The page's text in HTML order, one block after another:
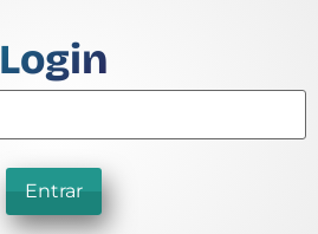
Login
Entrar